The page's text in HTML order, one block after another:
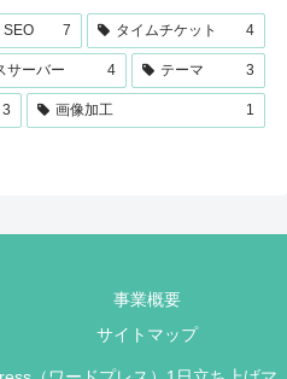
SEO 7 タイムチケット 4
サーバー 4 テーマ 3
3 画像加工 1
事業概要
サイトマップ